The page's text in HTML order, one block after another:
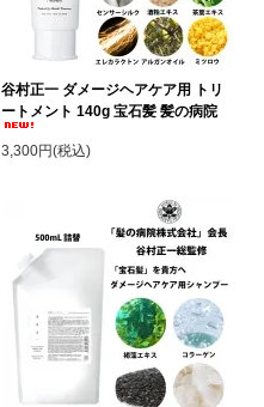
谷村正一 ダメージヘアケア用 トリ
ートメント 140g 宝石髪 髪の病院
3,300円(税込)